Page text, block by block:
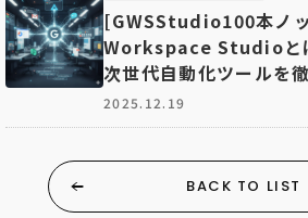
[GWSStudio100本ノ
Workspace Studioと
次世代自動化ツールを
2025.12.19
BACK TO LIST